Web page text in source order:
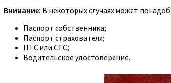
Внимание: В некоторых случаях может
Паспорт собственника;
Паспорт страхователя;
ПТС или СТС;
Водительское удостоверение.